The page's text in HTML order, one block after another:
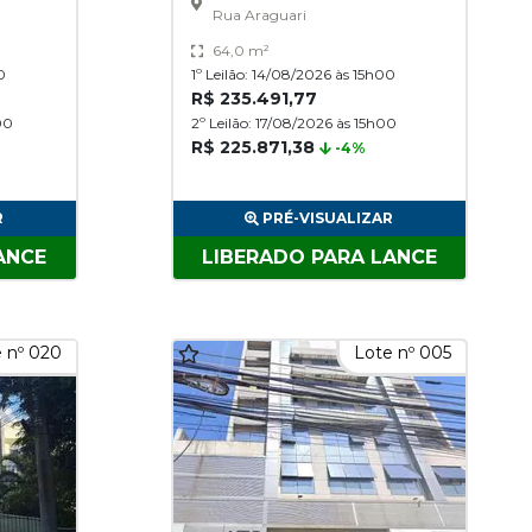
Rua Araguari
64,0 m²
1º Leilão: 14/08/2026 às 15h00
R$ 235.491,77
2º Leilão: 17/08/2026 às 15h00
R$ 225.871,38 -4%
PRÉ-VISUALIZAR
LIBERADO PARA LANCE
020 Lote nº 005